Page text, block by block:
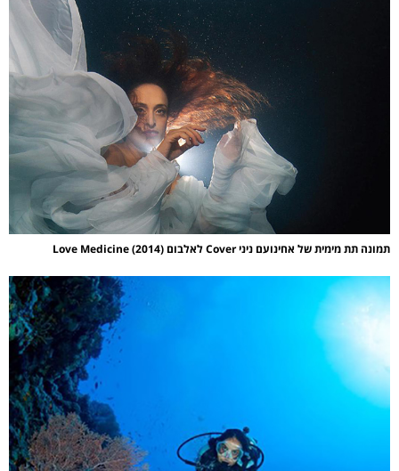
תמונה תת מימית של אחינועם ניני Cover לאלבום Love Medicine (2014)